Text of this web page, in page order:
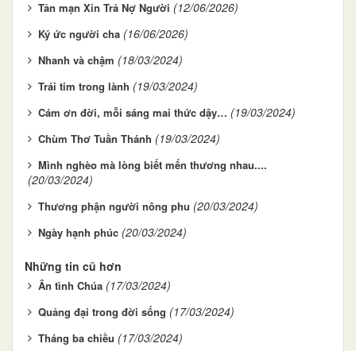
Tản mạn Xin Trả Nợ Người (12/06/2026)
Ký ức người cha (16/06/2026)
Nhanh và chậm (18/03/2024)
Trái tim trong lành (19/03/2024)
Cám ơn đời, mỗi sáng mai thức dậy… (19/03/2024)
Chùm Thơ Tuần Thánh (19/03/2024)
Mình nghèo mà lòng biết mến thương nhau....
(20/03/2024)
Thương phận người nông phu (20/03/2024)
Ngày hạnh phúc (20/03/2024)
Những tin cũ hơn
Ân tình Chúa (17/03/2024)
Quảng đại trong đời sống (17/03/2024)
Tháng ba chiều (17/03/2024)